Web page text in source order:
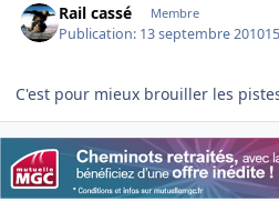
Rail cassé Membre
Publication: 13 septembre 2010
C'est pour mieux brouiller les